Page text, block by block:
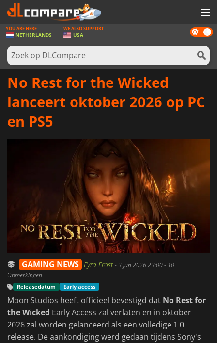
SPELLEN
GAME CARDS
SOFTWARE
Dark
mode
YOU ARE HERE
NETHERLANDS
WE ALSO SUPPORT
USA
No Rest for the Wicked
lanceert oktober 2026 op PC
en PS5
GAMING NEWS Fyra Frost-3 jun 2026 23:00- 10
Opmerkingen
Releasedatum Early access
Moon Studios heeft officieel bevestigd dat No Rest for
the Wicked Early Access zal verlaten en in oktober
2026 zal worden gelanceerd als een volledige 1.0
release. De aankondiging werd gedaan tijdens Sony's